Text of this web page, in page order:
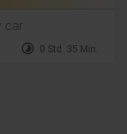
car
timelapse 0 Std. 35 Min.